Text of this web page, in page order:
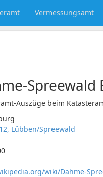
Vermessungsamt
Spreewald
Auszüge beim
Lübben/Spreewald
wiki/Dahme-